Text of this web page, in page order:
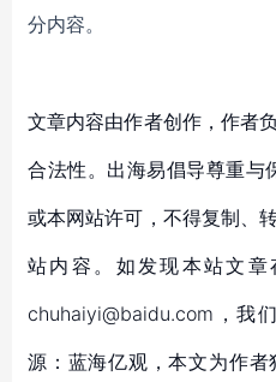
分内容。
文章内容由作者创作，作者
合法性。出海易倡导尊重与
或本网站许可，不得复制、
站内容。如发现本站文
chuhaiyi@baidu.com，我
源：蓝海亿观，本文为作